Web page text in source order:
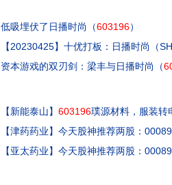
低吸埋伏了日播时尚（603196）
【20230425】十优打板：日播时尚（SH
资本游戏的双刃剑：梁丰与日播时尚（
【新能泰山】 603196璞源材料，服装转
【津药药业】 今天股神推荐两股：
【亚太药业】 今天股神推荐两股：